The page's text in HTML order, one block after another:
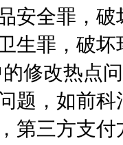
安全罪，
生罪，破
修改热点
题，如前
第三方支